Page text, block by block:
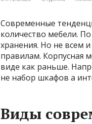
Современные
количество мебели.
хранения. Но не всем
правилам. Корпусная
виде как раньше.
не набор шкафов а
Виды